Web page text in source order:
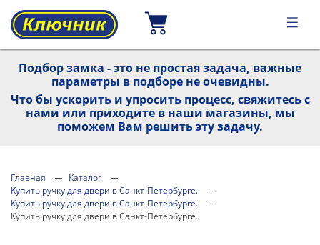
Подбор замка - это не простая задача, важные
параметры в подборе не очевидны.
Что бы ускорить и упросить процесс, свяжитесь с
нами или приходите в наши магазины, мы
поможем Вам решить эту задачу.
Главная
Каталог
Купить ручку для двери в Санкт-Петербурге.
Купить ручку для двери в Санкт-Петербурге.
Купить ручку для двери в Санкт-Петербурге.